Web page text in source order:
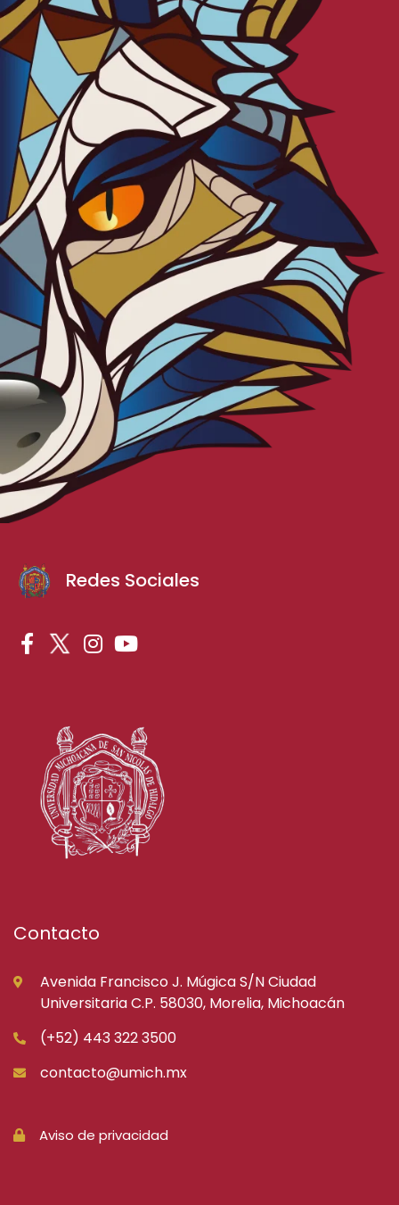
Redes Sociales
Contacto
Avenida Francisco J. Múgica S/N Ciudad
Universitaria C.P. 58030, Morelia, Michoacán
(+52) 443 322 3500
contacto@umich.mx
Aviso de privacidad